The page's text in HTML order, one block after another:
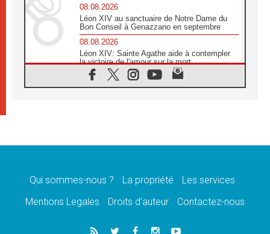
08.08.2026
Léon XIV au sanctuaire de Notre Dame du
Bon Conseil à Genazzano en septembre
08.08.2026
Léon XIV: Sainte Agathe aide à contempler
la victoire de l'amour sur la mort
08.08.2026
«Relancer l'empathie», le projet Triennal d'art
08.08.2026
07.08.2026
Calapan devient un diocèse
Congo-Brazzaville: le 15 août, entre solennité
Qui sommes-nous ? La propriété
Les services
Mentions Legales
Droits d’auteur Contactez-nous